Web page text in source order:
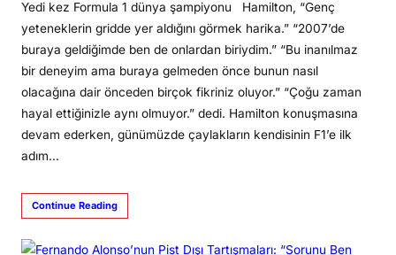
Yedi kez Formula 1 dünya şampiyonu Hamilton, “Genç
yeteneklerin gridde yer aldığını görmek harika.” “2007’de
buraya geldiğimde ben de onlardan biriydim.” “Bu inanılmaz
bir deneyim ama buraya gelmeden önce bunun nasıl
olacağına dair önceden birçok fikriniz oluyor.” “Çoğu zaman
hayal ettiğinizle aynı olmuyor.” dedi. Hamilton konuşmasına
devam ederken, günümüzde çaylakların kendisinin F1’e ilk
adım…
Continue Reading